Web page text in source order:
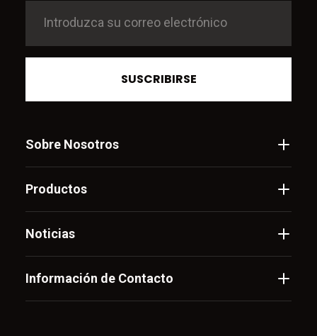
SUSCRIBIRSE
Sobre Nosotros
Productos
Noticias
Información de Contacto